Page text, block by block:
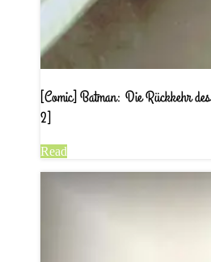
[Comic] Batman: Die Rückkehr
2]
Read